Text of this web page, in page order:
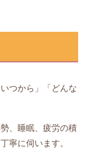
つから」「どんな
、睡眠、疲労の積
寧に伺います。